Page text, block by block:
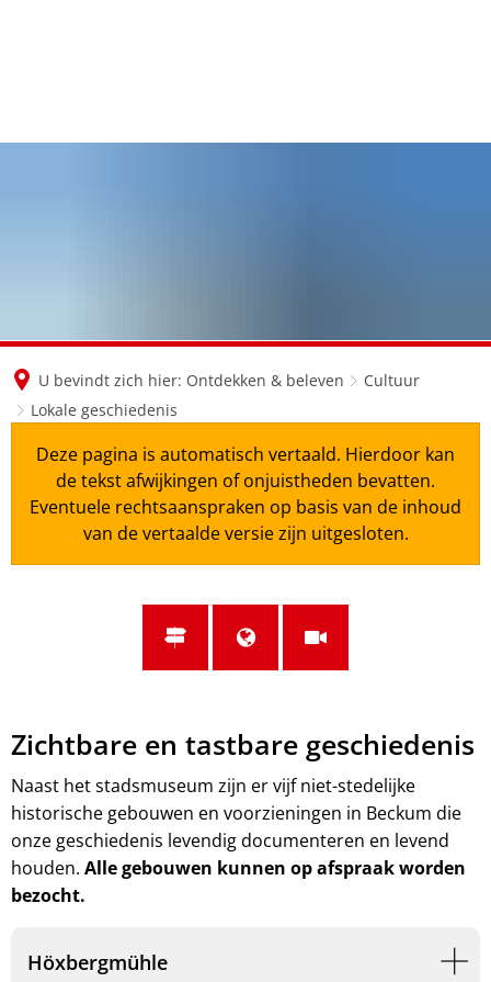
de
U bevindt zich hier: Ontdekken & beleven
Cultuur
Lokale geschiedenis
Deze pagina is automatisch vertaald. Hierdoor kan
de tekst afwijkingen of onjuistheden bevatten.
Eventuele rechtsaanspraken op basis van de inhoud
van de vertaalde versie zijn uitgesloten.
Zichtbare en tastbare geschiedenis
Naast het stadsmuseum zijn er vijf niet-stedelijke
historische gebouwen en voorzieningen in Beckum die
onze geschiedenis levendig documenteren en levend
houden. Alle gebouwen kunnen op afspraak worden
bezocht.
Höxbergmühle